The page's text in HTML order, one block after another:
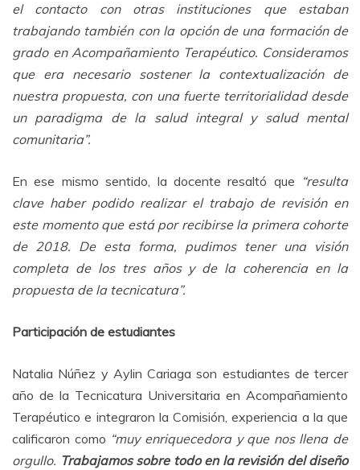
el contacto con otras instituciones que estaban
trabajando también con la opción de una formación de
grado en Acompañamiento Terapéutico. Consideramos
que era necesario sostener la contextualización de
nuestra propuesta, con una fuerte territorialidad desde
un paradigma de la salud integral y salud mental
comunitaria”.
En ese mismo sentido, la docente resaltó que “resulta
clave haber podido realizar el trabajo de revisión en
este momento que está por recibirse la primera cohorte
de 2018. De esta forma, pudimos tener una visión
completa de los tres años y de la coherencia en la
propuesta de la tecnicatura”.
Participación de estudiantes
Natalia Núñez y Aylin Cariaga son estudiantes de tercer
año de la Tecnicatura Universitaria en Acompañamiento
Terapéutico e integraron la Comisión, experiencia a la que
calificaron como “muy enriquecedora y que nos llena de
orgullo. Trabajamos sobre todo en la revisión del diseño